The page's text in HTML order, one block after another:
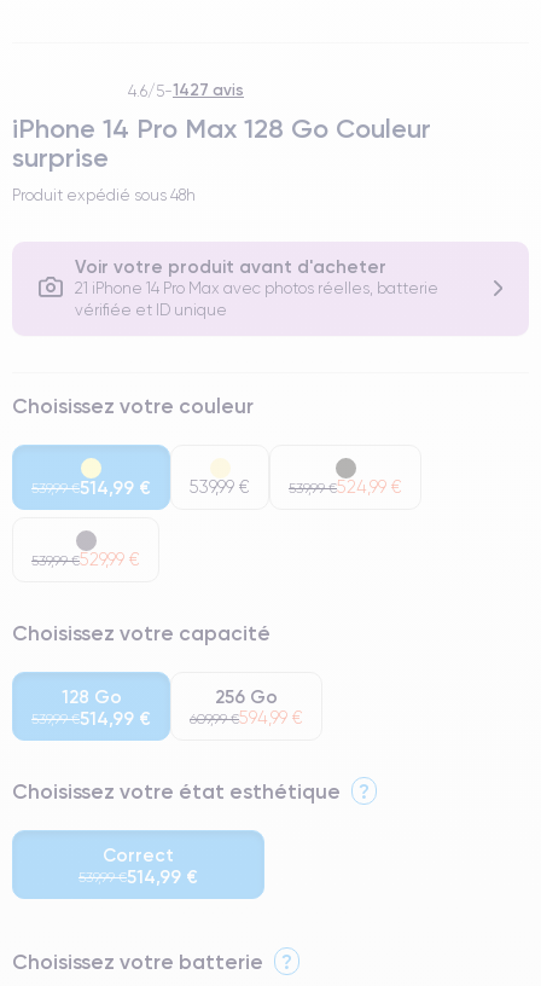
4.6/5-1427 avis
iPhone 14 Pro Max 128 Go Couleur
surprise
Produit expédié sous 48h
Voir votre produit avant d'acheter
21 iPhone 14 Pro Max avec photos réelles, batterie
vérifiée et ID unique
Choisissez votre couleur
539,99 €514,99 € 539,99 € 539,99 €524,99 €
539,99 €529,99 €
Choisissez votre capacité
128 Go
539,99 €514,99 €
256 Go
609,99 €594,99 €
Choisissez votre état esthétique ?
Correct
539,99 €514,99 €
⭐ Premium
Choisissez votre batterie ?